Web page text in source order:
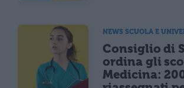
NEWS SCUOLA E
Consiglio di
ordina gli
Medicina: